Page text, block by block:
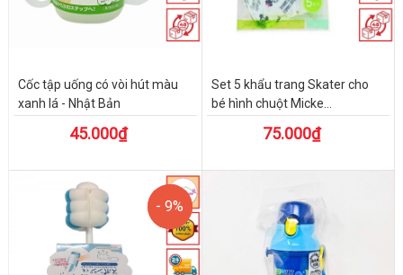
Cốc tập uống có vòi hút màu
xanh lá - Nhật Bản
45.000₫
Set 5 khẩu trang Skater cho
bé hình chuột Micke...
75.000₫
- 9%
- 9%